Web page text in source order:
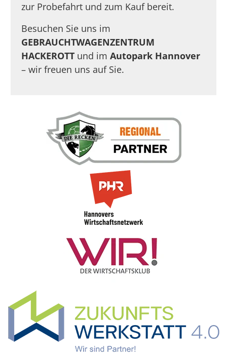
zur Probefahrt und zum Kauf bereit.
Besuchen Sie uns im
GEBRAUCHTWAGENZENTRUM
HACKEROTT und imAutopark Hannover
– wir freuen uns auf Sie.